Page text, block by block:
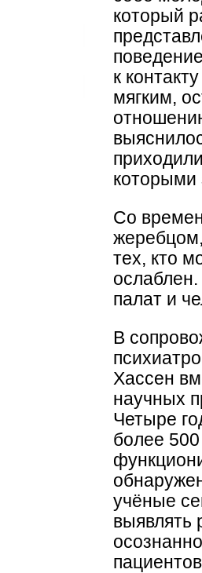
который
к
мягким,
которыми
Со
тех, кто
палат и
В
Хассен
научных
Четыре
более
учёные
выявлять